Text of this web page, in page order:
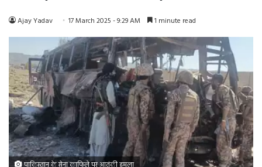
Ajay Yadav 17 March 2025 - 9:29 AM 1 minute read